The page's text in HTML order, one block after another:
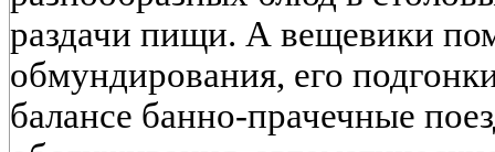
раздачи пищи. А вещевики
обмундирования, его
балансе банно-прачечные